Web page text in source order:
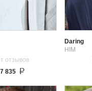
отзывов
835
Daring
HIM